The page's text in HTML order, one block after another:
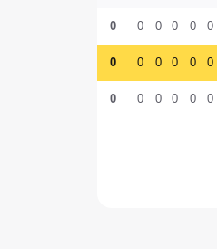
0
0
0
0
0
0
0
0
0
0
0
0
0
0
0
0
0
0